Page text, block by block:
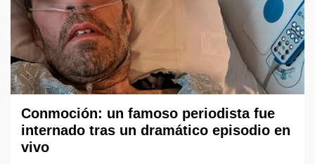
Conmoción: un famoso periodista fue
internado tras un dramático episodio en
vivo